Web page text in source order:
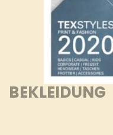
BEKLEIDUNG